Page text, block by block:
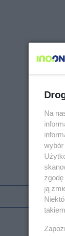
Na
wybór
ją